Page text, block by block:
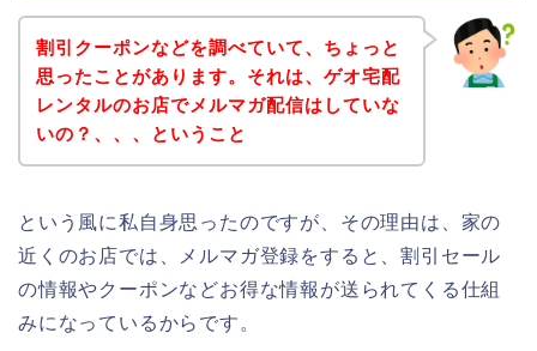
割引クーポンなどを調べていて、ちょっと
思ったことがあります。それは、ゲオ宅配
レンタルのお店でメルマガ配信はしていな
いの？、、、ということ
という風に私自身思ったのですが、その理由は、家の
近くのお店では、メルマガ登録をすると、割引セール
の情報やクーポンなどお得な情報が送られてくる仕組
みになっているからです。